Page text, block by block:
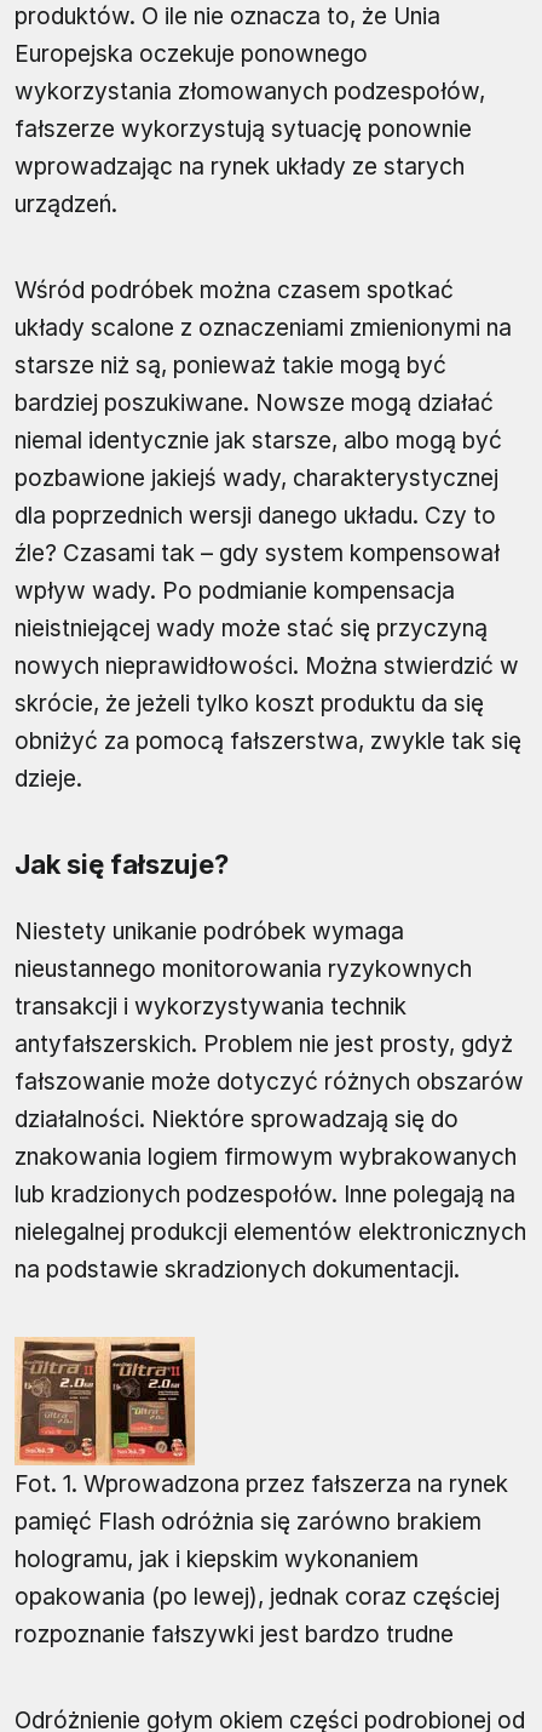
produktów. O ile nie oznacza to, że Unia
Europejska oczekuje ponownego
wykorzystania złomowanych podzespołów,
fałszerze wykorzystują sytuację ponownie
wprowadzając na rynek układy ze starych
urządzeń.
Wśród podróbek można czasem spotkać
układy scalone z oznaczeniami zmienionymi na
starsze niż są, ponieważ takie mogą być
bardziej poszukiwane. Nowsze mogą działać
niemal identycznie jak starsze, albo mogą być
pozbawione jakiejś wady, charakterystycznej
dla poprzednich wersji danego układu. Czy to
źle? Czasami tak – gdy system kompensował
wpływ wady. Po podmianie kompensacja
nieistniejącej wady może stać się przyczyną
nowych nieprawidłowości. Można stwierdzić w
skrócie, że jeżeli tylko koszt produktu da się
obniżyć za pomocą fałszerstwa, zwykle tak się
dzieje.
Jak się fałszuje?
Niestety unikanie podróbek wymaga
nieustannego monitorowania ryzykownych
transakcji i wykorzystywania technik
antyfałszerskich. Problem nie jest prosty, gdyż
fałszowanie może dotyczyć różnych obszarów
działalności. Niektóre sprowadzają się do
znakowania logiem firmowym wybrakowanych
lub kradzionych podzespołów. Inne polegają na
nielegalnej produkcji elementów elektronicznych
na podstawie skradzionych dokumentacji.
Fot. 1. Wprowadzona przez fałszerza na rynek
pamięć Flash odróżnia się zarówno brakiem
hologramu, jak i kiepskim wykonaniem
opakowania (po lewej), jednak coraz częściej
rozpoznanie fałszywki jest bardzo trudne
Odróżnienie gołym okiem części podrobionej od